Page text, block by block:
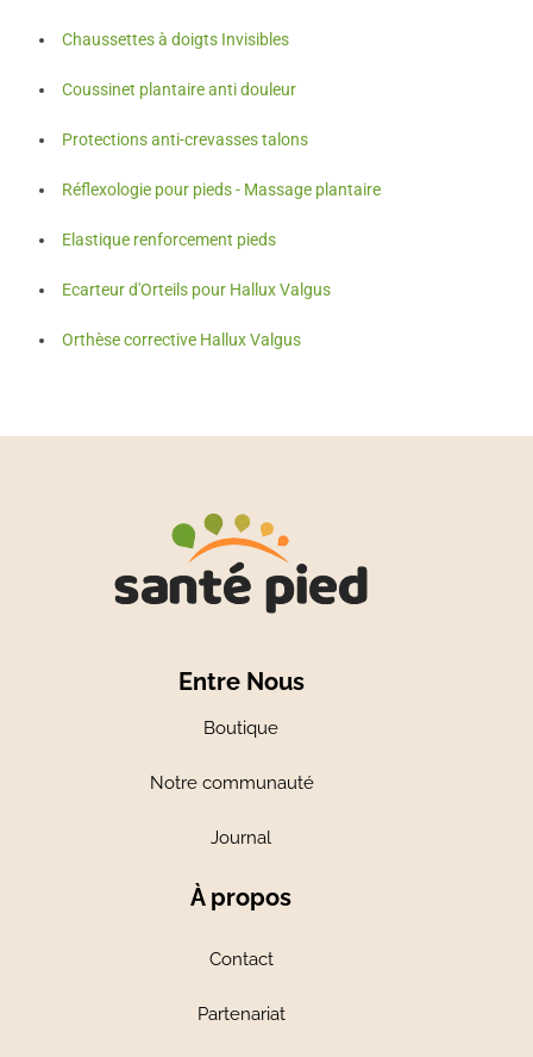
Chaussettes à doigts Invisibles
Coussinet plantaire anti douleur
Protections anti-crevasses talons
Réflexologie pour pieds - Massage plantaire
Elastique renforcement pieds
Ecarteur d'Orteils pour Hallux Valgus
Orthèse corrective Hallux Valgus
Entre Nous
Boutique
Notre communauté
Journal
À propos
Contact
Partenariat